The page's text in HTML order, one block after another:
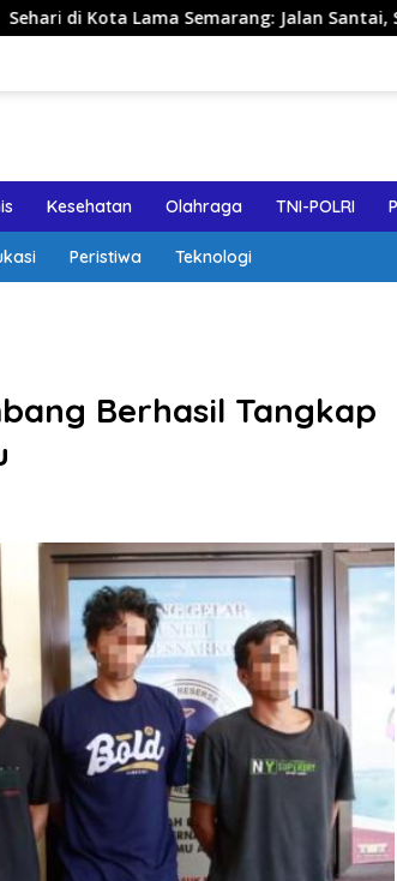
Semarang: Jalan Santai, Spot Foto, dan
Kesehatan Olahraga TNI-POLRI
Peristiwa Teknologi
Berhasil Tangkap